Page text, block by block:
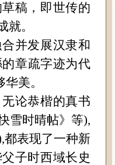
稿，即世传的
就。
并发展汉隶和
章疏字迹为代
美。
论恭楷的真书
雪时晴帖》等),
都表现了一种新
子时西域长史